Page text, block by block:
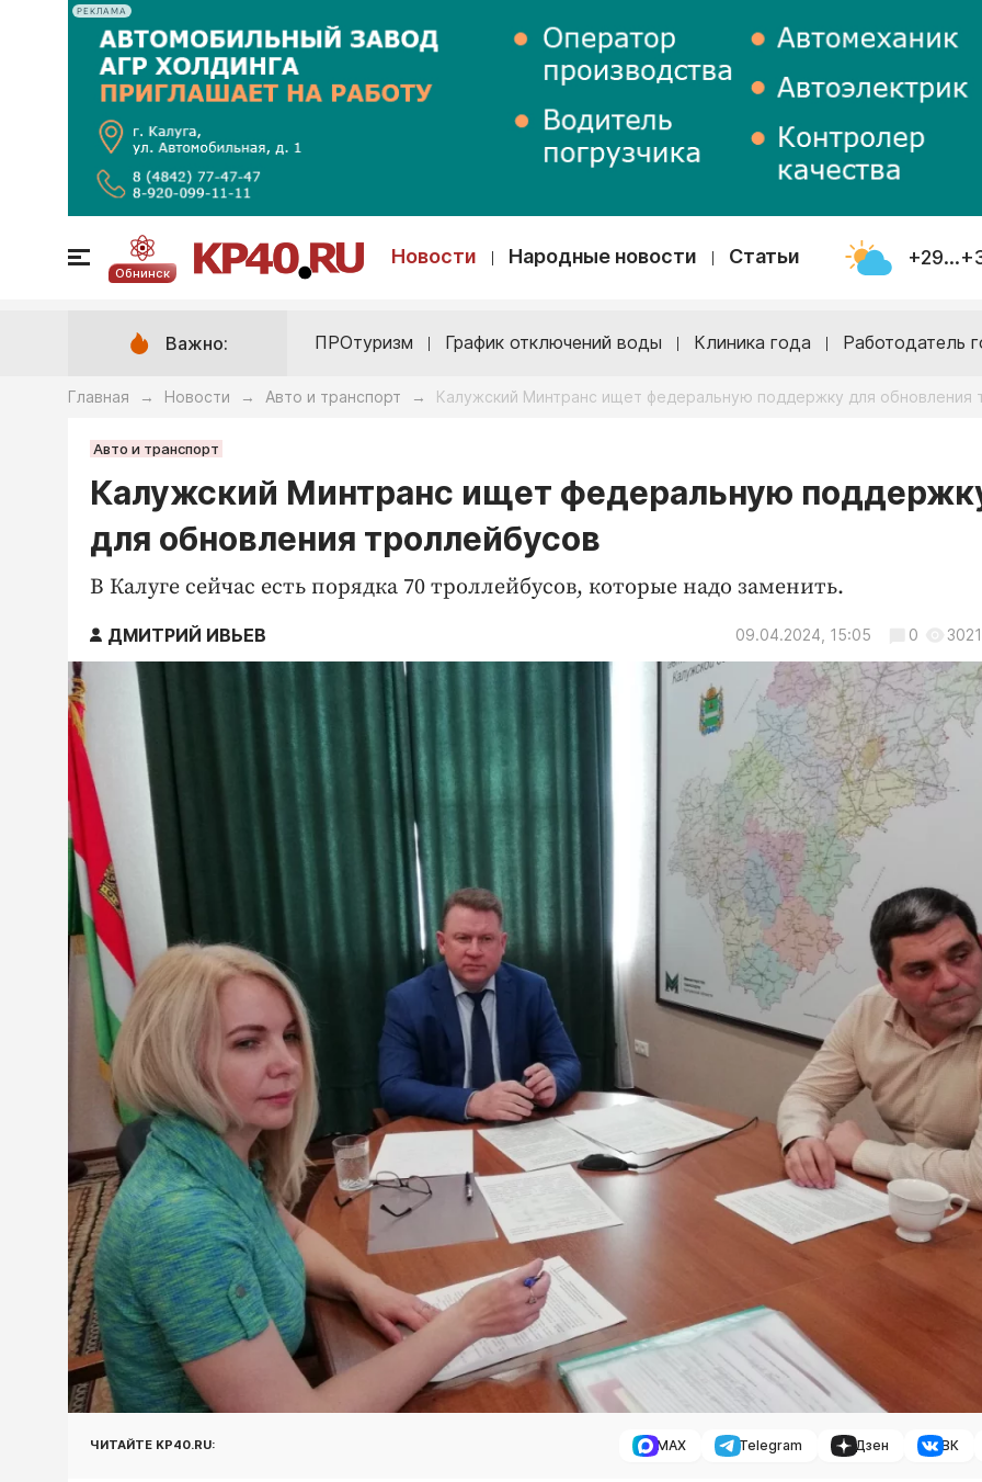
РЕКЛАМА
Обнинск
Новости Народные новости Статьи
Важно: ПРОтуризм График отключений воды Клиника года Работодатель
Главная → Новости → Авто и транспорт → Калужский Минтранс ищет федеральную поддержку для обновления
Авто и транспорт
Калужский Минтранс ищет федеральную
для обновления троллейбусов
В Калуге сейчас есть порядка 70 троллейбусов, которые надо заменить.
ДМИТРИЙ ИВЬЕВ 09.04.2024, 15:05 0 3021
ЧИТАЙТЕ KP40.RU: MAX Telegram Дзен ВК